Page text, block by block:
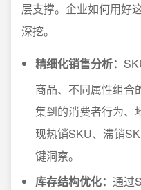
层支撑。企业如何用好
深挖。
精细化销售分析：
商品、不同属性组合
集到的消费者行为、
现热销SKU、滞销
键洞察。
库存结构优化： 通过